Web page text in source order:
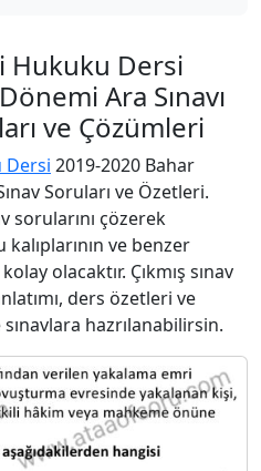
Hukuku Dersi
Ara Sınavı
ve Çözümleri
Dersi 2019-2020 Bahar
Soruları ve Özetleri.
sorularını çözerek
ve benzer
olacaktır. Çıkmış sınav
ders özetleri ve
hazrılanabilirsin.